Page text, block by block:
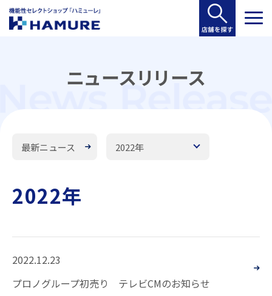
ニュースリリース
最新ニュース 2022年
2022年
2022.12.23
プロノグループ初売り テレビCMのお知らせ